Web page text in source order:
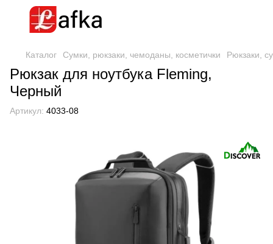
Каталог Сумки, рюкзаки, чемоданы, косметички Рюкзаки,
Рюкзак для ноутбука Fleming,
Черный
Артикул: 4033-08